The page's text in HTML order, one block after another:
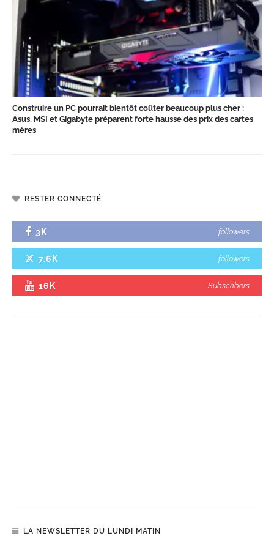
Construire un PC pourrait bientôt coûter beaucoup plus cher :
Asus, MSI et Gigabyte préparent forte hausse des prix des cartes
mères
RESTER CONNECTÉ
3K followers
7.6K followers
16K Subscribers
LA NEWSLETTER DU LUNDI MATIN